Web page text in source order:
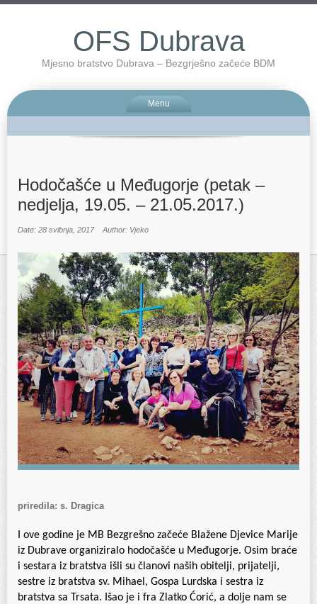
OFS Dubrava
Mjesno bratstvo Dubrava – Bezgrješno začeće BDM
Menu
Hodočašće u Međugorje (petak –
nedjelja, 19.05. – 21.05.2017.)
Date: 28 svibnja, 2017 Author: Vjeko
priredila: s. Dragica
I ove godine je MB Bezgrešno začeće Blažene Djevice Marije
iz Dubrave organiziralo hodočašće u Međugorje. Osim braće
i sestara iz bratstva išli su članovi naših obitelji, prijatelji,
sestre iz bratstva sv. Mihael, Gospa Lurdska i sestra iz
bratstva sa Trsata. Išao je i fra Zlatko Ćorić, a dolje nam se